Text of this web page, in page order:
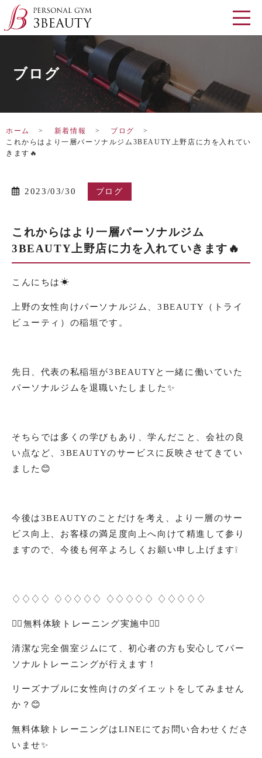
ブログ
ホーム 新着情報
ブログ
これからはより一層パーソナルジム3BEAUTY上野店に力を入れてい
きます🔥
2023/03/30 ブログ
これからはより一層パーソナルジム
3BEAUTY上野店に力を入れていきます🔥
こんにちは☀︎
上野の女性向けパーソナルジム、3BEAUTY（トライ
ビューティ）の稲垣です。
先日、代表の私稲垣が3BEAUTYと一緒に働いていた
パーソナルジムを退職いたしました✨
そちらでは多くの学びもあり、学んだこと、会社の良
い点など、3BEAUTYのサービスに反映させてきてい
ました😊
今後は3BEAUTYのことだけを考え、より一層のサー
ビス向上、お客様の満足度向上へ向けて精進して参り
ますので、今後も何卒よろしくお願い申し上げます❕
♢♢♢♢ ♢♢♢♢♢ ♢♢♢♢♢ ♢♢♢♢♢
🏋️‍♀️ 無料体験トレーニング実施中 🏋️‍♀️
清潔な完全個室ジムにて、初心者の方も安心してパー
ソナルトレーニングが行えます！
リーズナブルに女性向けのダイエットをしてみません
か？ 😊
無料体験トレーニングはLINEにてお問い合わせくださ
いませ✨